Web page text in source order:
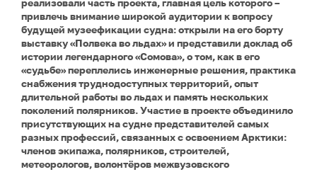
реализовали часть проекта, главная цель которого –
привлечь внимание широкой аудитории к вопросу
будущей музеефикации судна: открыли на его борту
выставку «Полвека во льдах» и представили доклад об
истории легендарного «Сомова», о том, как в его
«судьбе» переплелись инженерные решения, практика
снабжения труднодоступных территорий, опыт
длительной работы во льдах и память нескольких
поколений полярников.Участие в проекте объединило
присутствующих на судне представителей самых
разных профессий, связанных с освоением Арктики:
членов экипажа, полярников, строителей,
метеорологов, волонтёров межвузовского